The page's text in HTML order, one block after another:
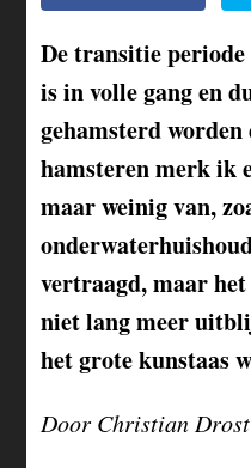
De transitie
is in volle gang en
gehamsterd
hamsteren merk ik
maar weinig van,
vertraagd, maar
niet lang meer
het grote kunstaas
Door Christian Drost